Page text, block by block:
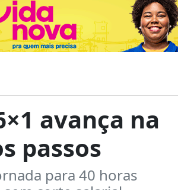
avança na
passos
para 40 horas